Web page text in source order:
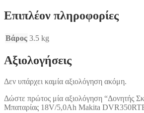
Επιπλέον πληροφορίες
Βάρος 3.5 kg
Αξιολογήσεις
Δεν υπάρχει καμία αξιολόγηση ακόμη.
Δώστε πρώτος μία αξιολόγηση “Δονητής
Μπαταρίας 18V/5,0Ah Makita